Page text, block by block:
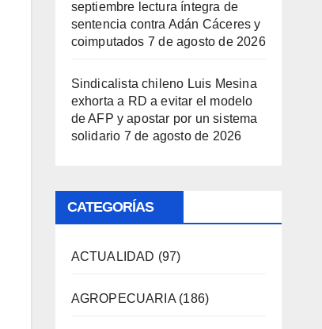
septiembre lectura íntegra de
sentencia contra Adán Cáceres y
coimputados 7 de agosto de 2026
Sindicalista chileno Luis Mesina
exhorta a RD a evitar el modelo
de AFP y apostar por un sistema
solidario 7 de agosto de 2026
CATEGORÍAS
ACTUALIDAD (97)
AGROPECUARIA(186)